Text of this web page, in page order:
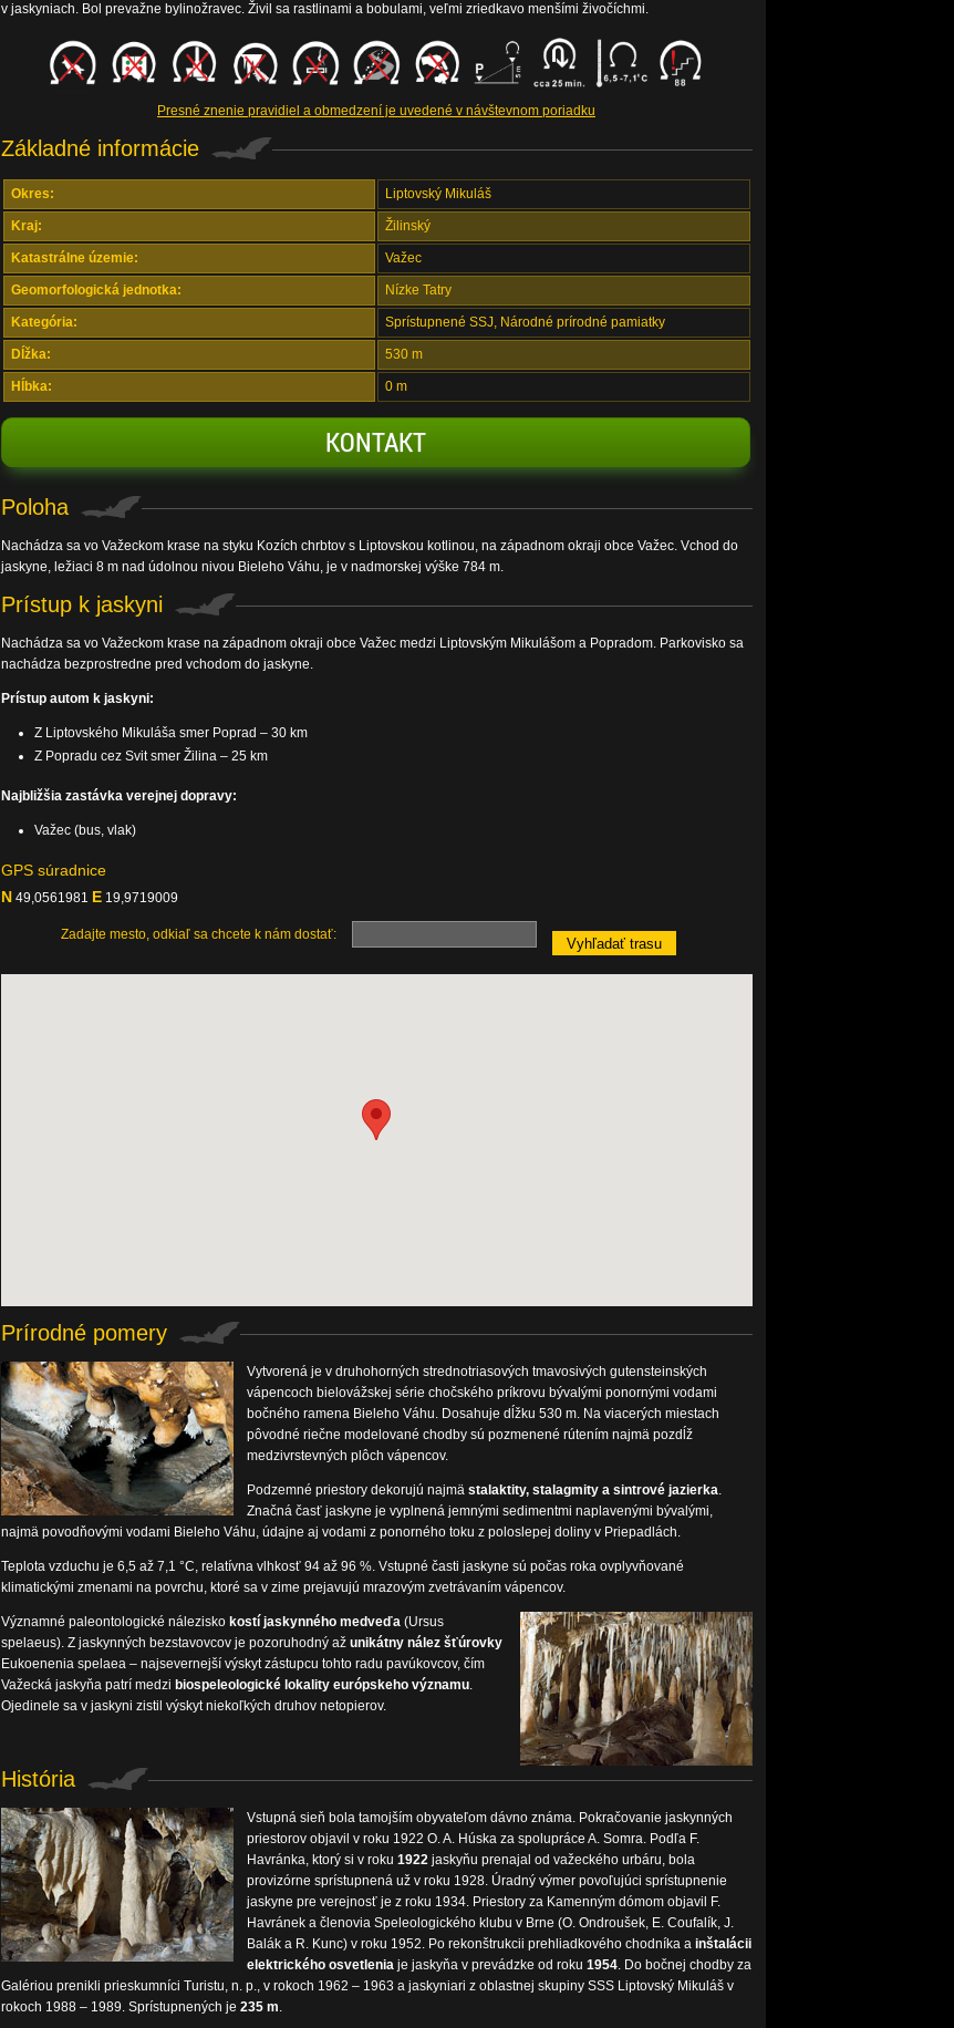
v jaskyniach. Bol prevažne bylinožravec. Živil sa rastlinami a bobulami, veľmi zriedkavo menšími živočíchmi.
Presné znenie pravidiel a obmedzení je uvedené v návštevnom poriadku
Základné informácie
Okres: Liptovský Mikuláš
Kraj: Žilinský
Katastrálne územie: Važec
Geomorfologická jednotka: Nízke Tatry
Kategória: Sprístupnené SSJ, Národné prírodné pamiatky
Dĺžka: 530 m
Hĺbka: 0 m
KONTAKT
Poloha
Nachádza sa vo Važeckom krase na styku Kozích chrbtov s Liptovskou kotlinou, na západnom okraji obce Važec. Vchod do
jaskyne, ležiaci 8 m nad údolnou nivou Bieleho Váhu, je v nadmorskej výške 784 m.
Prístup k jaskyni
Nachádza sa vo Važeckom krase na západnom okraji obce Važec medzi Liptovským Mikulášom a Popradom. Parkovisko sa
nachádza bezprostredne pred vchodom do jaskyne.
Prístup autom k jaskyni:
Z Liptovského Mikuláša smer Poprad – 30 km
Z Popradu cez Svit smer Žilina – 25 km
Najbližšia zastávka verejnej dopravy:
Važec (bus, vlak)
GPS súradnice
N 49,0561981 E19,9719009
Zadajte mesto, odkiaľ sa chcete k nám dostať:
Prírodné pomery
Vytvorená je v druhohorných strednotriasových tmavosivých gutensteinských
vápencoch bielovážskej série chočského príkrovu bývalými ponornými vodami
bočného ramena Bieleho Váhu. Dosahuje dĺžku 530 m. Na viacerých miestach
pôvodné riečne modelované chodby sú pozmenené rútením najmä pozdĺž
medzivrstevných plôch vápencov.
Podzemné priestory dekorujú najmä stalaktity, stalagmity a sintrové jazierka.
Značná časť jaskyne je vyplnená jemnými sedimentmi naplavenými bývalými,
najmä povodňovými vodami Bieleho Váhu, údajne aj vodami z ponorného toku z poloslepej doliny v Priepadlách.
Teplota vzduchu je 6,5 až 7,1 °C, relatívna vlhkosť 94 až 96 %. Vstupné časti jaskyne sú počas roka ovplyvňované
klimatickými zmenami na povrchu, ktoré sa v zime prejavujú mrazovým zvetrávaním vápencov.
Významné paleontologické nálezisko kostí jaskynného medveďa(Ursus
spelaeus). Z jaskynných bezstavovcov je pozoruhodný až unikátny nález šťúrovky
Eukoenenia spelaea – najsevernejší výskyt zástupcu tohto radu pavúkovcov, čím
Važecká jaskyňa patrí medzi biospeleologické lokality európskeho významu.
Ojedinele sa v jaskyni zistil výskyt niekoľkých druhov netopierov.
História
Vstupná sieň bola tamojším obyvateľom dávno známa. Pokračovanie jaskynných
priestorov objavil v roku 1922 O. A. Húska za spolupráce A. Somra. Podľa F.
Havránka, ktorý si v roku 1922 jaskyňu prenajal od važeckého urbáru, bola
provizórne sprístupnená už v roku 1928. Úradný výmer povoľujúci sprístupnenie
jaskyne pre verejnosť je z roku 1934. Priestory za Kamenným dómom objavil F.
Havránek a členovia Speleologického klubu v Brne (O. Ondroušek, E. Coufalík, J.
Balák a R. Kunc) v roku 1952. Po rekonštrukcii prehliadkového chodníka a inštalácii
elektrického osvetleniaje jaskyňa v prevádzke od roku 1954. Do bočnej chodby za
Galériou prenikli prieskumníci Turistu, n. p., v rokoch 1962 – 1963 a jaskyniari z oblastnej skupiny SSS Liptovský Mikuláš v
rokoch 1988 – 1989. Sprístupnených je 235 m.